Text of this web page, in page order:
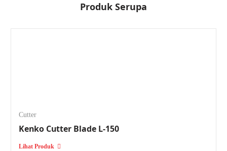
Produk Serupa
Cutter
Kenko Cutter Blade L-150
Lihat Produk